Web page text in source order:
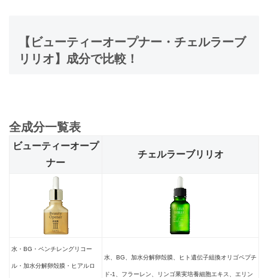
【ビューティーオープナー・チェルラーブ
リリオ】成分で比較！
全成分一覧表
ビューティーオープ
ナー
チェルラーブリリオ
水・BG・ペンチレングリコー
ル・加水分解卵殻膜・ヒアルロ
水、BG、加水分解卵殻膜、ヒト遺伝子組換オリゴペプチ
ド-1、フラーレン、リンゴ果実培養細胞エキス、エリン